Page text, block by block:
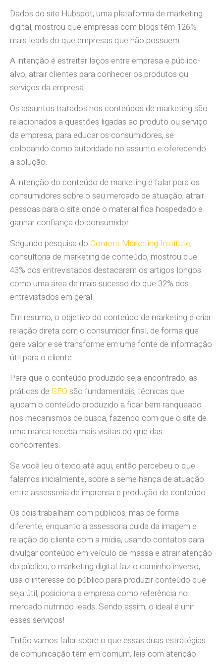
Dados do site Hubspot, uma plataforma de marketing
digital, mostrou que empresas com blogs têm 126%
mais leads do que empresas que não possuem.
A intenção é estreitar laços entre empresa e público-
alvo, atrair clientes para conhecer os produtos ou
serviços da empresa.
Os assuntos tratados nos conteúdos de marketing são
relacionados a questões ligadas ao produto ou serviço
da empresa, para educar os consumidores, se
colocando como autoridade no assunto e oferecendo
a solução.
A intenção do conteúdo de marketing é falar para os
consumidores sobre o seu mercado de atuação, atrair
pessoas para o site onde o material fica hospedado e
ganhar confiança do consumidor.
Segundo pesquisa do Content Marketing Institute,
consultoria de marketing de conteúdo, mostrou que
43% dos entrevistados destacaram os artigos longos
como uma área de mais sucesso do que 32% dos
entrevistados em geral.
Em resumo, o objetivo do conteúdo de marketing é criar
relação direta com o consumidor final, de forma que
gere valor e se transforme em uma fonte de informação
útil para o cliente.
Para que o conteúdo produzido seja encontrado, as
práticas de SEO são fundamentais, técnicas que
ajudam o conteúdo produzido a ficar bem ranqueado
nos mecanismos de busca, fazendo com que o site de
uma marca receba mais visitas do que das
concorrentes.
Se você leu o texto até aqui, então percebeu o que
falamos inicialmente, sobre a semelhança de atuação
entre assessoria de imprensa e produção de conteúdo.
Os dois trabalham com públicos, mas de forma
diferente, enquanto a assessoria cuida da imagem e
relação do cliente com a mídia, usando contatos para
divulgar conteúdo em veículo de massa e atrair atenção
do público, o marketing digital faz o caminho inverso,
usa o interesse do público para produzir conteúdo que
seja útil, posiciona a empresa como referência no
mercado nutrindo leads. Sendo assim, o ideal é unir
esses serviços!
Então vamos falar sobre o que essas duas estratégias
de comunicação têm em comum, leia com atenção.